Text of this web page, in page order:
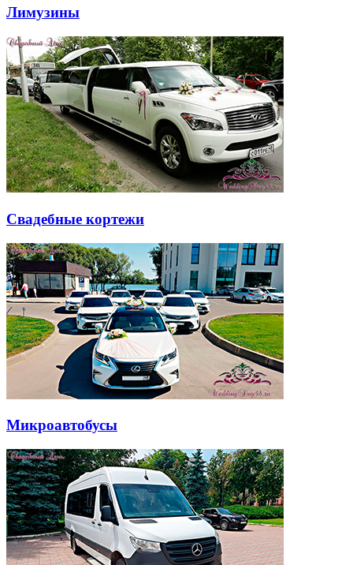
Лимузины
Свадебные кортежи
Микроавтобусы